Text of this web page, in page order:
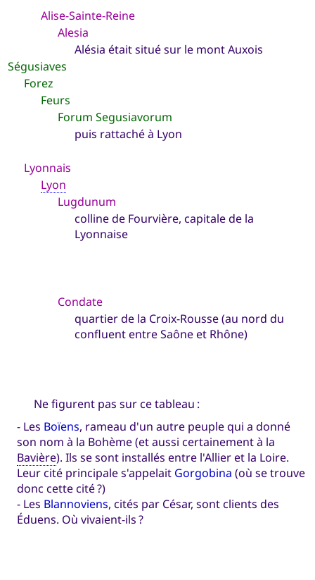
Alise-Sainte-Reine
Alesia
Alésia était situé sur le mont Auxois
Ségusiaves
Forez
Feurs
Forum Segusiavorum
puis rattaché à Lyon
Lyonnais
Lyon
Lugdunum
colline de Fourvière, capitale de la
Lyonnaise
Condate
quartier de la Croix-Rousse (au nord du
confluent entre Saône et Rhône)
Ne figurent pas sur ce tableau :
- Les Boïens, rameau d'un autre peuple qui a donné
son nom à la Bohème (et aussi certainement à la
Bavière). Ils se sont installés entre l'Allier et la Loire.
Leur cité principale s'appelait Gorgobina (où se trouve
donc cette cité ?)
- Les Blannoviens, cités par César, sont clients des
Éduens. Où vivaient-ils ?